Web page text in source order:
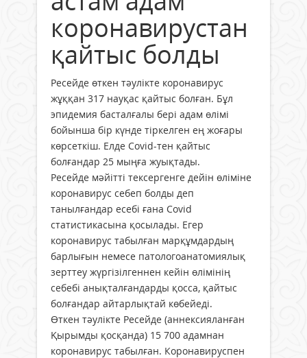
коронавирустан
қайтыс болды
Ресейде өткен тәулікте коронавирус
жұққан 317 науқас қайтыс болған. Бұл
эпидемия басталғалы бері адам өлімі
бойынша бір күнде тіркелген ең жоғары
көрсеткіш. Елде Covid-тен қайтыс
болғандар 25 мыңға жуықтады.
Ресейде мәйітті тексергенге дейін өліміне
коронавирус себеп болды деп
танылғандар есебі ғана Covid
статистикасына қосылады. Егер
коронавирус табылған марқұмдардың
барлығын немесе патологоанатомиялық
зерттеу жүргізілгеннен кейін өлімінің
себебі анықталғандарды қосса, қайтыс
болғандар айтарлықтай көбейеді.
Өткен тәулікте Ресейде (аннексияланған
Қырымды қосқанда) 15 700 адамнан
коронавирус табылған. Коронавируспен